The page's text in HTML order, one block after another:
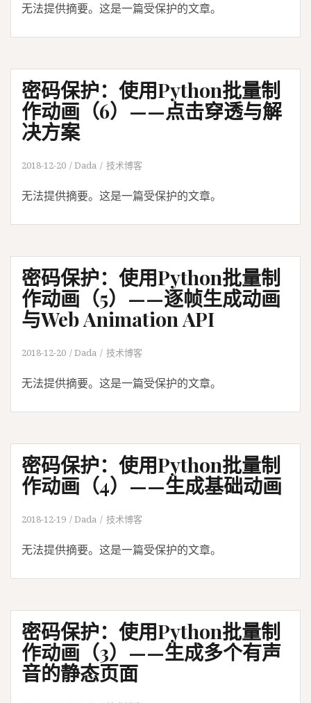
无法提供摘要。这是一篇受保护的文章。
密码保护：使用Python批量制
作动画（6）——点击穿透与解
决方案
2018-12-20 Dada 技术博客
无法提供摘要。这是一篇受保护的文章。
密码保护：使用Python批量制
作动画（5）——逐帧生成动画
与Web Animation API
2018-12-20 Dada 技术博客
无法提供摘要。这是一篇受保护的文章。
密码保护：使用Python批量制
作动画（4）——生成基础动画
2018-12-19 Dada 技术博客
无法提供摘要。这是一篇受保护的文章。
密码保护：使用Python批量制
作动画（3）——生成多个有声
音的静态页面